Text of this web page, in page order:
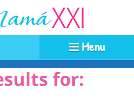
Menu
for: